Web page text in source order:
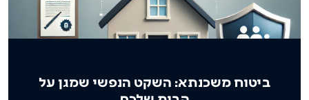
ביטוח משכנתא: השקט הנפשי שמגן על